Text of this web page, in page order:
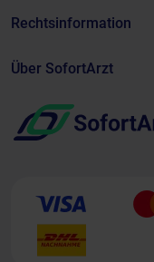
Rechtsinformation
Über SofortArzt